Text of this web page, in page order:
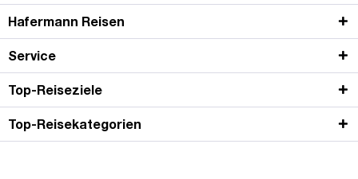
Hafermann Reisen
Service
Top-Reiseziele
Top-Reisekategorien